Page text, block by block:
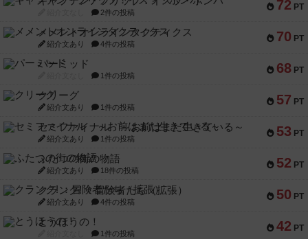
72 PT
2件の投稿
70 PT
メメントオンラインタクティクス
紹介文あり 4件の投稿
68 PT
パーミッド
1件の投稿
57 PT
クリーグ
紹介文あり 1件の投稿
53 PT
セミファイナル ～お前はまだ生きている～
紹介文あり 1件の投稿
52 PT
ふたつの街の物語
紹介文あり 18件の投稿
50 PT
クランク! ：冒険者たち（拡張）
紹介文あり 4件の投稿
42 PT
とうほうの！
1件の投稿